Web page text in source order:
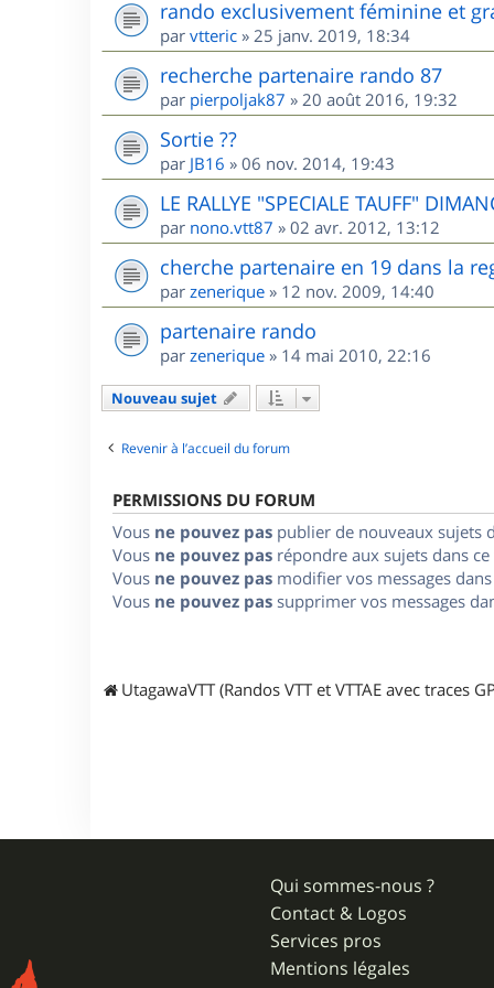
rando exclusivement féminine et
par vtteric » 25 janv. 2019, 18:34
recherche partenaire rando 87
par pierpoljak87 » 20 août 2016, 19:32
Sortie ??
par JB16 » 06 nov. 2014, 19:43
LE RALLYE "SPECIALE TAUFF"
par nono.vtt87 » 02 avr. 2012, 13:12
cherche partenaire en 19 dans la
par zenerique » 12 nov. 2009, 14:40
partenaire rando
par zenerique » 14 mai 2010, 22:16
Nouveau sujet
Revenir à l’accueil du forum
PERMISSIONS DU FORUM
Vous ne pouvez pas publier de nouveaux sujets
Vous ne pouvez pas répondre aux sujets dans
Vous ne pouvez pas modifier vos messages
Vous ne pouvez pas supprimer vos messages
UtagawaVTT (Randos VTT et VTTAE avec traces
Qui sommes-nous ?
Contact & Logos
Services pros
Mentions légales